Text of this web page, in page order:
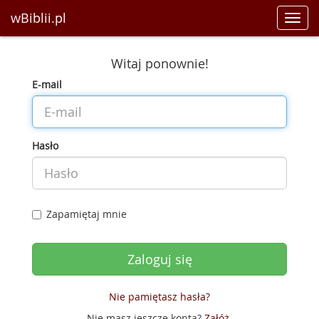
wBiblii.pl
Witaj ponownie!
E-mail
Hasło
Zapamiętaj mnie
Nie pamiętasz hasła?